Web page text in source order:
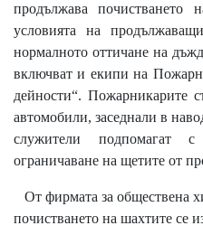
продължава
условията на
нормалното оттичане на
включват и екипи на
дейности“. Пожарникарите
автомобили, заседнали в
служители подпомагат
ограничаване на щетите от
От фирмата за обществена
почистването на шахтите се